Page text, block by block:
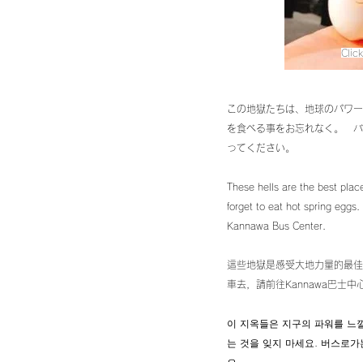
この地獄たちは、地球のパワ
を食べる事をお忘れなく。
ってください。
These hells are the best
forget to eat hot spring
Kannawa Bus Center.
這些地獄是感受大地力量的最
車去，請前往Kannawa巴士中
이 지옥들은 지구의 파워를 느
는 것을 잊지 마세요. 버스로